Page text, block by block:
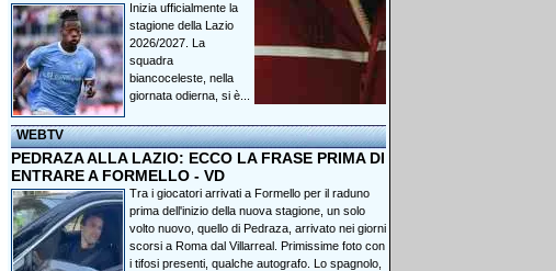
Inizia ufficialmente la
stagione della Lazio
2026/2027. La
squadra
biancoceleste, nella
giornata odierna, si è...
WEBTV
PEDRAZA ALLA LAZIO: ECCO LA FRASE PRIMA DI
ENTRARE A FORMELLO - VD
Tra i giocatori arrivati a Formello per il raduno
prima dell'inizio della nuova stagione, un solo
volto nuovo, quello di Pedraza, arrivato nei giorni
scorsi a Roma dal Villarreal. Primissime foto con
i tifosi presenti, qualche autografo. Lo spagnolo,